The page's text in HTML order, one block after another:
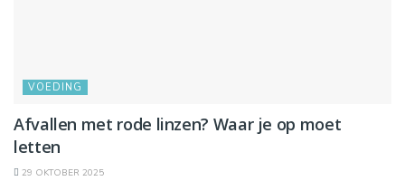
VOEDING
Afvallen met rode linzen? Waar je op moet
letten
29 OKTOBER 2025